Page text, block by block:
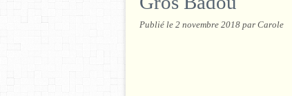
Publié le 2 novembre 2018 par Carole